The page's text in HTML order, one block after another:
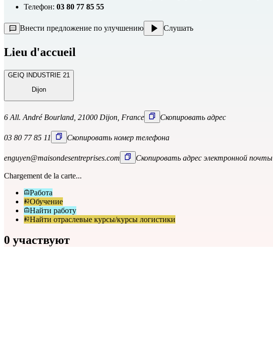
Телефон: 03 80 77 85 55
Внести предложение по улучшению Слушать
Lieu d'accueil
GEIQ INDUSTRIE 21
Dijon
6 All. André Bourland, 21000 Dijon, France Скопировать адрес
03 80 77 85 11 Скопировать номер телефона
enguyen@maisondesentreprises.com Скопировать адрес электронной почты
Chargement de la carte...
Работа
Обучение
Найти работу
Найти отраслевые курсы/курсы логистики
0 участвуют